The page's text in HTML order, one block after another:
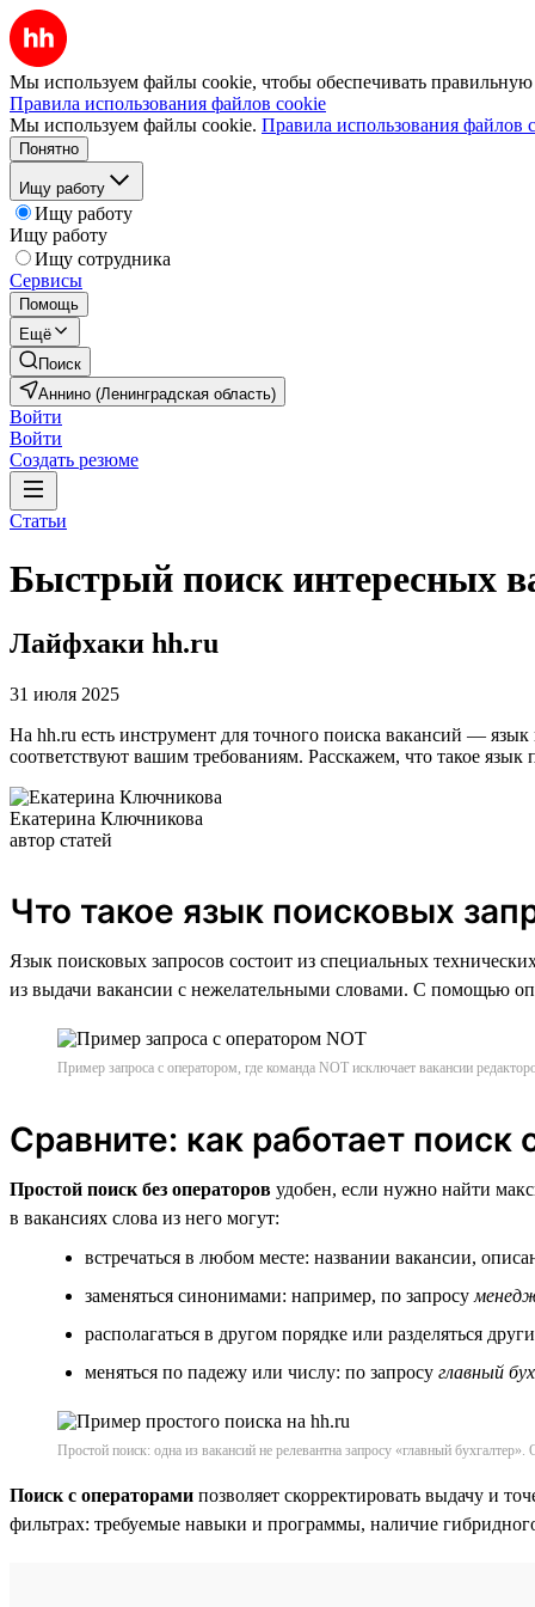
Мы используем файлы cookie, чтобы обеспечивать правильную
Правила использования файлов cookie
Мы используем файлы cookie. Правила использования файлов
Понятно
Ищу работу
Ищу работу
Ищу работу
Ищу сотрудника
Сервисы
Помощь
Ещё
Поиск
Аннино (Ленинградская область)
Войти
Войти
Создать резюме
Статьи
Быстрый поиск интересных
Лайфхаки hh.ru
31 июля 2025
На hh.ru есть инструмент для точного поиска вакансий —
соответствуют вашим требованиям. Расскажем, что такое язык
Екатерина Ключникова
автор статей
Что такое язык поисковых
Язык поисковых запросов состоит из специальных
из выдачи вакансии с нежелательными словами. С помощью
Пример запроса с оператором, где команда NOT исключает вакансии
Сравните: как работает поиск
Простой поиск без операторов удобен, если нужно найти
в вакансиях слова из него могут:
встречаться в любом месте: названии вакансии,
заменяться синонимами: например, по запросу
располагаться в другом порядке или разделяться
меняться по падежу или числу: по запросу главный
Простой поиск: одна из вакансий не релевантна запросу «главный
Поиск с операторами позволяет скорректировать выдачу и
фильтрах: требуемые навыки и программы, наличие